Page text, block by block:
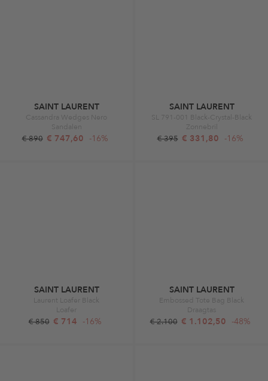
SAINT LAURENT
Cassandra Wedges Nero
Sandalen
€ 890 € 747,60 -16%
SAINT LAURENT
SL 791-001 Black-Crystal-Black
Zonnebril
€ 395 € 331,80 -16%
SAINT LAURENT
Laurent Loafer Black
Loafer
€ 850 € 714 -16%
SAINT LAURENT
Embossed Tote Bag Black
Draagtas
€ 2.100 € 1.102,50 -48%